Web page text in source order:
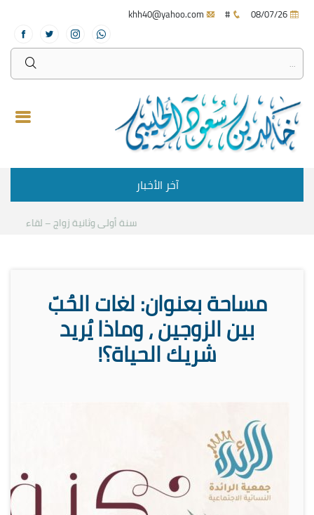
#
آخر الأخبار
سنة أولى وثانية زواج – لقاء مع
مساحة بعنوان: لغات الحُبّ
بين الزوجين ، وماذا يُريد
شريك الحياة؟!